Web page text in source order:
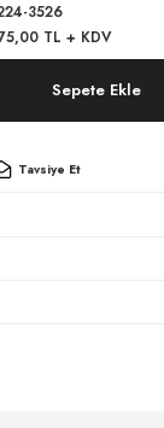
3526
TL + KDV
Sepete Ekle
Tavsiye Et